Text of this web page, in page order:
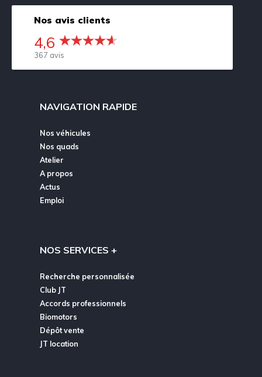
Nos avis clients
4,6
367 avis
NAVIGATION RAPIDE
Nos véhicules
Nos quads
Atelier
A propos
Actus
Emploi
NOS SERVICES +
Recherche personnalisée
Club JT
Accords professionnels
Biomotors
Dépôt vente
JT location